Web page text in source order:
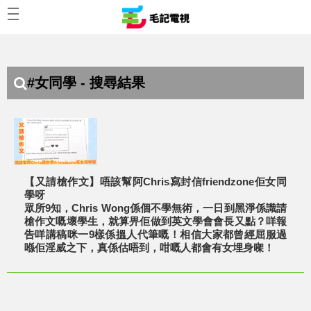
#女同學 - 搜尋結果
【又請槍作文】唔該幫阿Chris寫封信friendzone佢女同
學呀
眾所9知，Chris Wong係個不學無術，一日到黑淨係識請
槍作文嘅壞學生，就算畀佢做到英文學會會長又點？咩報
告咩講稿咪一9樣係搵人代筆嘅！相信大家都曾經屈服過
喺佢淫威之下，真係估唔到，咁嘅人都會有女埋身㗎！